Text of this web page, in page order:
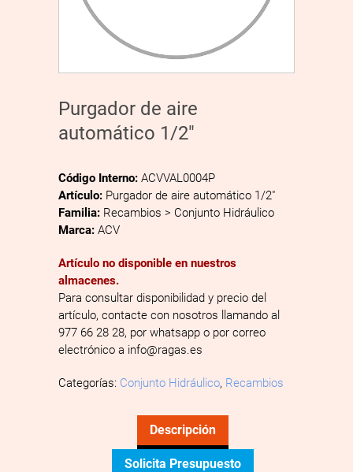
Purgador de aire
automático 1/2″
Código Interno: ACVVAL0004P
Artículo: Purgador de aire automático 1/2″
Familia: Recambios > Conjunto Hidráulico
Marca: ACV
Artículo no disponible en nuestros
almacenes.
Para consultar disponibilidad y precio del
artículo, contacte con nosotros llamando al
977 66 28 28, por whatsapp o por correo
electrónico a info@ragas.es
Categorías: Conjunto Hidráulico, Recambios
Descripción
Solicita Presupuesto